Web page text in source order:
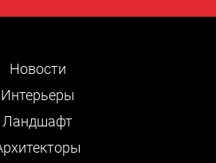
Новости
Интерьеры
Ландшафт